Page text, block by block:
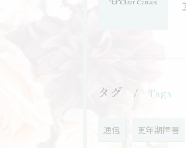
タグ Tags
通信 更年期障害